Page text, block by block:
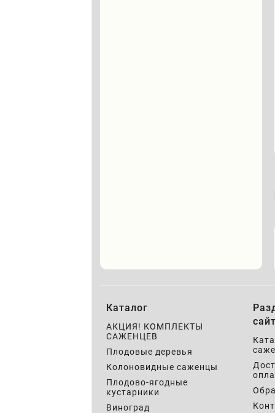
Каталог
АКЦИЯ! КОМПЛЕКТЫ
САЖЕНЦЕВ
Плодовые деревья
Колоновидные саженцы
Плодово-ягодные
кустарники
Виноград